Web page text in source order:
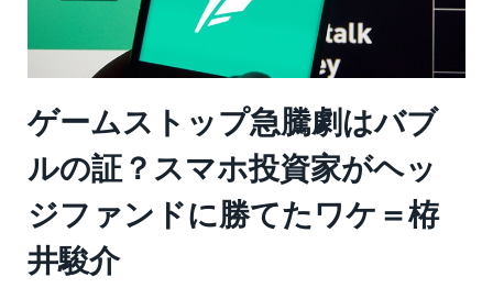
ゲームストップ急騰劇はバブ
ルの証？スマホ投資家がヘッ
ジファンドに勝てたワケ＝栫
井駿介